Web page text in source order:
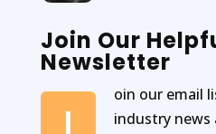
Join Our
Newsletter
oin our email
industry news